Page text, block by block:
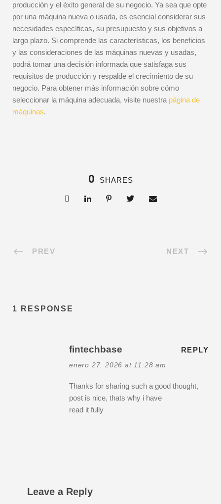
producción y el éxito general de su negocio. Ya sea que opte
por una máquina nueva o usada, es esencial considerar sus
necesidades específicas, su presupuesto y sus objetivos a
largo plazo. Si comprende las características, los beneficios
y las consideraciones de las máquinas nuevas y usadas,
podrá tomar una decisión informada que satisfaga sus
requisitos de producción y respalde el crecimiento de su
negocio. Para obtener más información sobre cómo
seleccionar la máquina adecuada, visite nuestra página de
máquinas.
0 SHARES
PREV NEXT
1 RESPONSE
fintechbase
enero 27, 2026 at 11:28 am
REPLY
Thanks for sharing such a good thought,
post is nice, thats why i have
read it fully
Leave a Reply